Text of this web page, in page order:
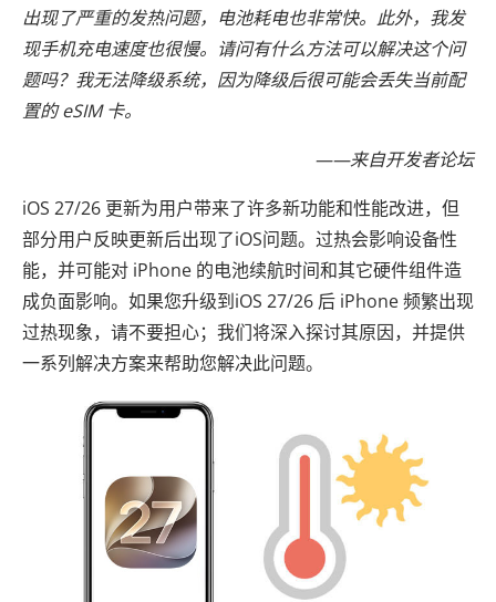
出现了严重的发热问题，电池耗电也非常快。此外，我发
现手机充电速度也很慢。请问有什么方法可以解决这个问
题吗？我无法降级系统，因为降级后很可能会丢失当前配
置的 eSIM 卡。
——来自开发者论坛
iOS 27/26 更新为用户带来了许多新功能和性能改进，但
部分用户反映更新后出现了iOS问题。过热会影响设备性
能，并可能对 iPhone 的电池续航时间和其它硬件组件造
成负面影响。如果您升级到iOS 27/26 后 iPhone 频繁出现
过热现象，请不要担心；我们将深入探讨其原因，并提供
一系列解决方案来帮助您解决此问题。